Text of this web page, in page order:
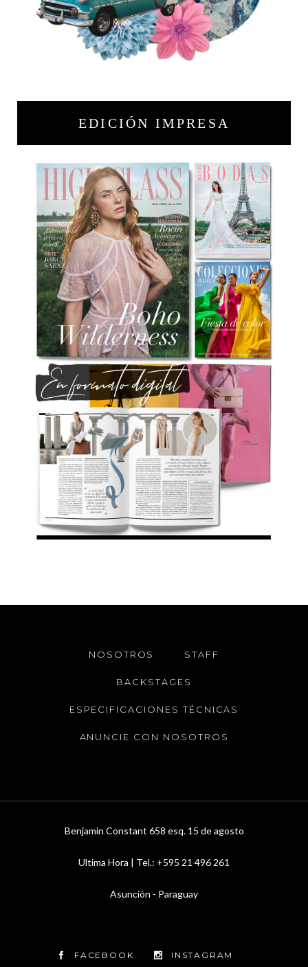
EDICIÓN IMPRESA
NOSOTROS STAFF
BACKSTAGES
ESPECIFICACIONES TÉCNICAS
ANUNCIE CON NOSOTROS
Benjamin Constant 658 esq. 15 de agosto
Ultima Hora | Tel.: +595 21 496 261
Asunción - Paraguay
FACEBOOK INSTAGRAM